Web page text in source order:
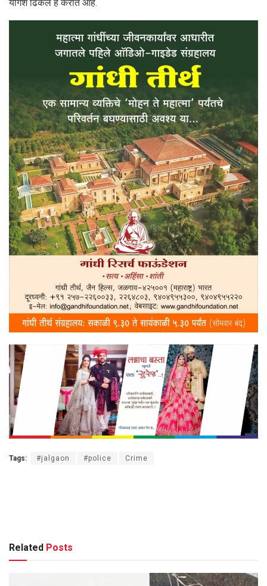
योगेश ढिकले हे करीत आहे.
Tags: #jalgaon #police Crime
Related Posts